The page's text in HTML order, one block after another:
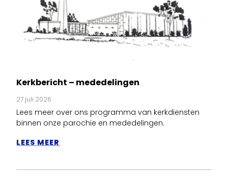
Kerkbericht – mededelingen
27 juli 2026
Lees meer over ons programma van kerkdiensten
binnen onze parochie en mededelingen.
LEES MEER